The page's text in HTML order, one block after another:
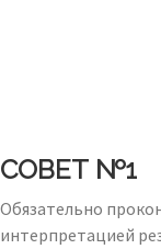
СОВЕТ №1
Обязательно
интерпретацией